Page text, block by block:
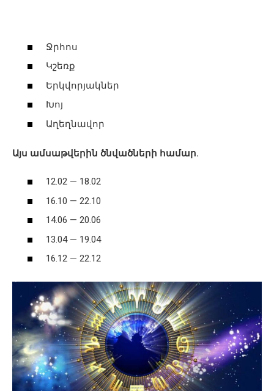
Ջրհոս
Կշեռք
Երկվորյակներ
Խոյ
Աղեղնավոր
Այս ամսաթվերին ծնվածների համար.
12.02 — 18.02
16.10 — 22.10
14.06 — 20.06
13.04 — 19.04
16.12 — 22.12